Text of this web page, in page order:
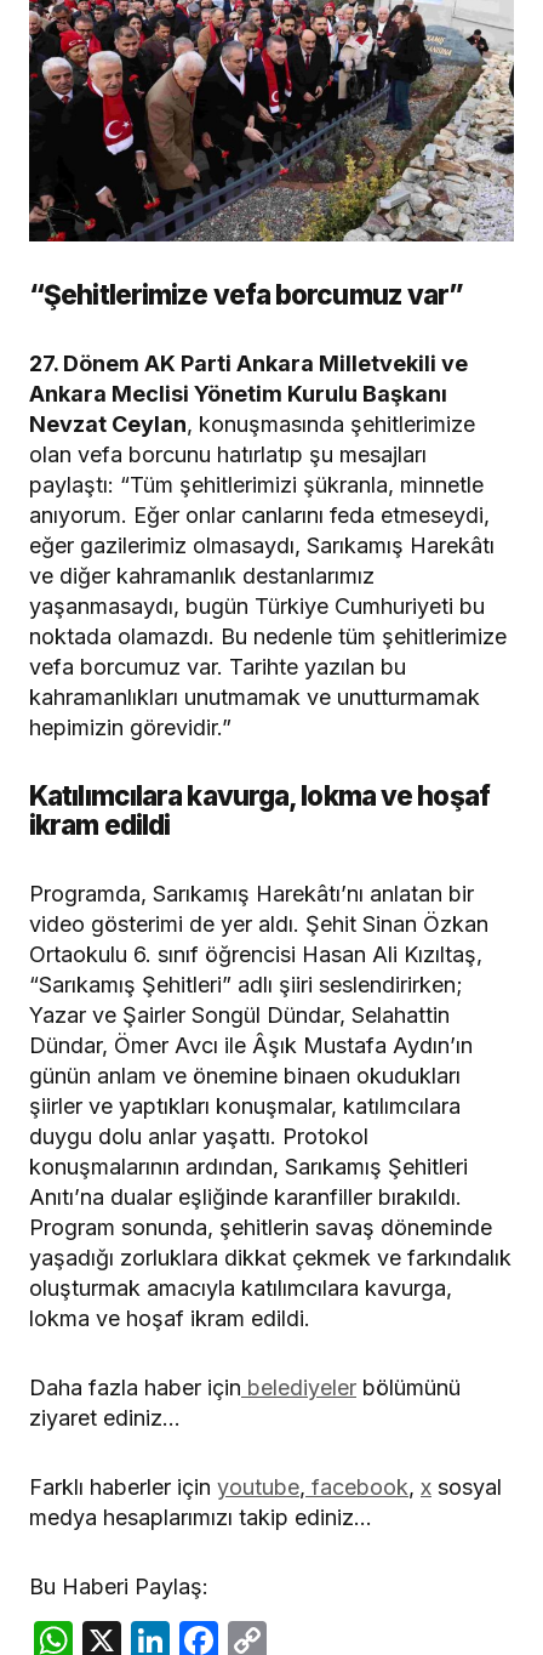
“Şehitlerimize vefa borcumuz var”
27. Dönem AK Parti Ankara Milletvekili ve
Ankara Meclisi Yönetim Kurulu Başkanı
Nevzat Ceylan, konuşmasında şehitlerimize
olan vefa borcunu hatırlatıp şu mesajları
paylaştı: “Tüm şehitlerimizi şükranla, minnetle
anıyorum. Eğer onlar canlarını feda etmeseydi,
eğer gazilerimiz olmasaydı, Sarıkamış Harekâtı
ve diğer kahramanlık destanlarımız
yaşanmasaydı, bugün Türkiye Cumhuriyeti bu
noktada olamazdı. Bu nedenle tüm şehitlerimize
vefa borcumuz var. Tarihte yazılan bu
kahramanlıkları unutmamak ve unutturmamak
hepimizin görevidir.”
Katılımcılara kavurga, lokma ve hoşaf
ikram edildi
Programda, Sarıkamış Harekâtı’nı anlatan bir
video gösterimi de yer aldı. Şehit Sinan Özkan
Ortaokulu 6. sınıf öğrencisi Hasan Ali Kızıltaş,
“Sarıkamış Şehitleri” adlı şiiri seslendirirken;
Yazar ve Şairler Songül Dündar, Selahattin
Dündar, Ömer Avcı ile Âşık Mustafa Aydın’ın
günün anlam ve önemine binaen okudukları
şiirler ve yaptıkları konuşmalar, katılımcılara
duygu dolu anlar yaşattı. Protokol
konuşmalarının ardından, Sarıkamış Şehitleri
Anıtı’na dualar eşliğinde karanfiller bırakıldı.
Program sonunda, şehitlerin savaş döneminde
yaşadığı zorluklara dikkat çekmek ve farkındalık
oluşturmak amacıyla katılımcılara kavurga,
lokma ve hoşaf ikram edildi.
Daha fazla haber için belediyeler bölümünü
ziyaret ediniz…
Farklı haberler için youtube, facebook, x sosyal
medya hesaplarımızı takip ediniz…
Bu Haberi Paylaş:
WhatsApp
X LinkedIn
Facebook